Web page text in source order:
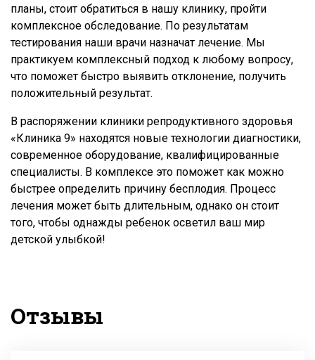
планы, стоит обратиться в нашу клинику, пройти
комплексное обследование. По результатам
тестирования наши врачи назначат лечение. Мы
практикуем комплексный подход к любому вопросу,
что поможет быстро выявить отклонение, получить
положительный результат.
В распоряжении клиники репродуктивного здоровья
«Клиника 9» находятся новые технологии диагностики,
современное оборудование, квалифицированные
специалисты. В комплексе это поможет как можно
быстрее определить причину бесплодия. Процесс
лечения может быть длительным, однако он стоит
того, чтобы однажды ребенок осветил ваш мир
детской улыбкой!
Отзывы